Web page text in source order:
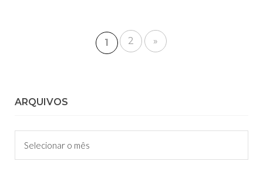
1 2 »
ARQUIVOS
Arquivos